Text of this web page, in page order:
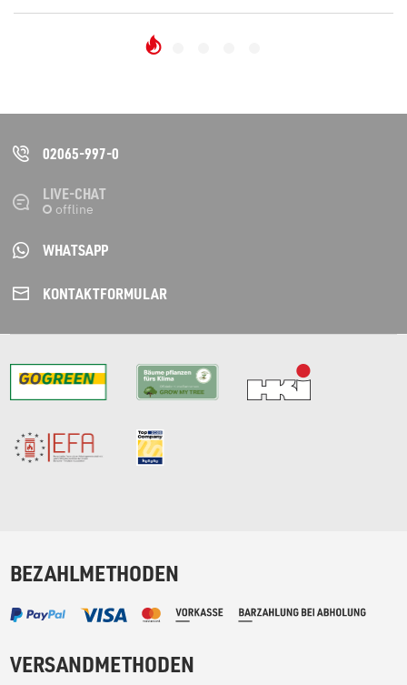
02065-997-0
LIVE-CHAT
WHATSAPP
KONTAKT­FORMULAR
BEZAHLMETHODEN
VERSANDMETHODEN